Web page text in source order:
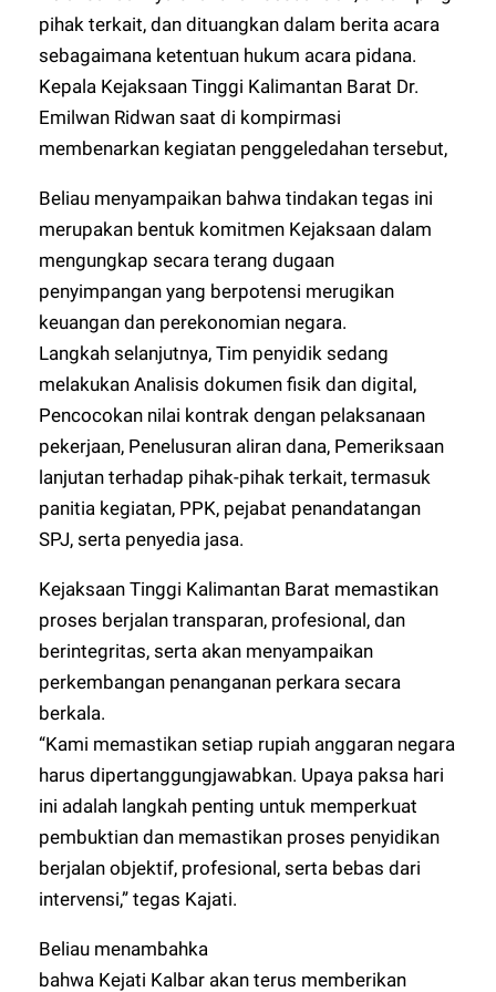
pihak terkait, dan dituangkan dalam berita acara
sebagaimana ketentuan hukum acara pidana.
Kepala Kejaksaan Tinggi Kalimantan Barat Dr.
Emilwan Ridwan saat di kompirmasi
membenarkan kegiatan penggeledahan tersebut,
Beliau menyampaikan bahwa tindakan tegas ini
merupakan bentuk komitmen Kejaksaan dalam
mengungkap secara terang dugaan
penyimpangan yang berpotensi merugikan
keuangan dan perekonomian negara.
Langkah selanjutnya, Tim penyidik sedang
melakukan Analisis dokumen fisik dan digital,
Pencocokan nilai kontrak dengan pelaksanaan
pekerjaan, Penelusuran aliran dana, Pemeriksaan
lanjutan terhadap pihak-pihak terkait, termasuk
panitia kegiatan, PPK, pejabat penandatangan
SPJ, serta penyedia jasa.
Kejaksaan Tinggi Kalimantan Barat memastikan
proses berjalan transparan, profesional, dan
berintegritas, serta akan menyampaikan
perkembangan penanganan perkara secara
berkala.
“Kami memastikan setiap rupiah anggaran negara
harus dipertanggungjawabkan. Upaya paksa hari
ini adalah langkah penting untuk memperkuat
pembuktian dan memastikan proses penyidikan
berjalan objektif, profesional, serta bebas dari
intervensi,” tegas Kajati.
Beliau menambahka
bahwa Kejati Kalbar akan terus memberikan